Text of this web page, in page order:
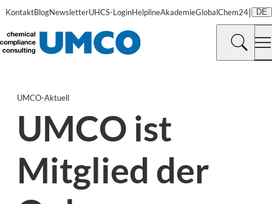
KontaktBlogNewsletterUHCS-LoginHelplineAkademieGlobalChem24| DE
UMCO-Aktuell
UMCO ist
Mitglied der